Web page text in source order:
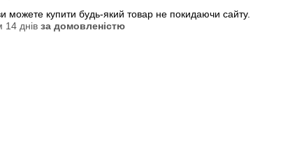
можете купити будь-який товар не покидаючи сайту.
14 днів за домовленістю